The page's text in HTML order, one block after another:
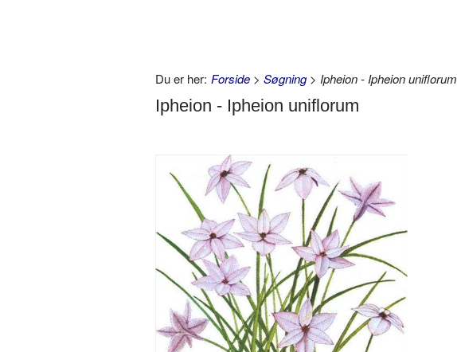
Du er her: Forside > Søgning> Ipheion - Ipheion uniflorum
Ipheion - Ipheion uniflorum